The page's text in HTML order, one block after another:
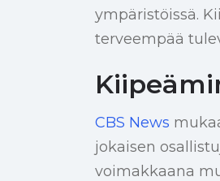
ympäristöissä.
terveempää
CBS News
jokaisen
voimakkaana